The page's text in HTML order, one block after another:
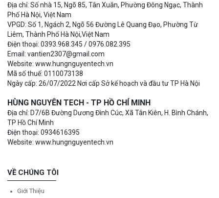
Địa chỉ: Số nhà 15, Ngõ 85, Tân Xuân, Phường Đông Ngạc, Thành
Phố Hà Nội, Việt Nam
VPGD: Số 1, Ngách 2, Ngõ 56 Đường Lê Quang Đạo, Phường Từ
Liêm, Thành Phố Hà Nội,Việt Nam
Điện thoại: 0393.968.345 / 0976.082.395
Email: vantien2307@gmail.com
Website: www.hungnguyentech.vn
Mã số thuế: 0110073138
Ngày cấp: 26/07/2022 Nơi cấp Sở kế hoạch và đầu tư TP Hà Nội
HÙNG NGUYÊN TECH - TP HỒ CHÍ MINH
Địa chỉ: D7/6B Đường Dương Đình Cúc, Xã Tân Kiên, H. Bình Chánh,
TP Hồ Chí Minh
Điện thoại: 0934616395
Website: www.hungnguyentech.vn
VỀ CHÚNG TÔI
Giới Thiệu